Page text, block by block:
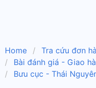
Home
Tra cứu đơn
Bài đánh giá - Giao
Bưu cục - Thái